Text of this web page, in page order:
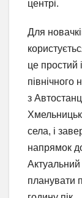
центрі.
Для
це простий
північного
з
села, і
напрямок
Актуальний
планувати